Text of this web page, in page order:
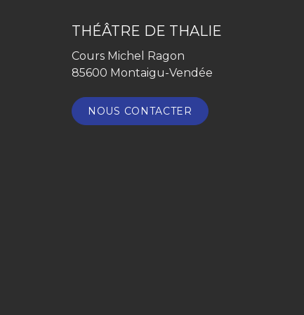
THÉÂTRE DE THALIE
Cours Michel Ragon
85600 Montaigu-Vendée
NOUS CONTACTER